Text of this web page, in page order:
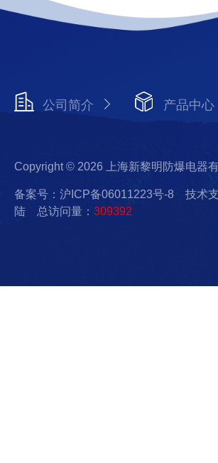
公司简介 产品中心
Copyright © 2026 上海新黎明防爆电器
备案号：沪ICP备06011223号-8 技术
陆 总访问量： 309392